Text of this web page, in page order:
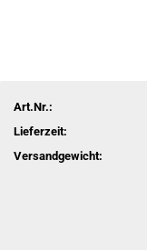
Art.Nr.:
Lieferzeit:
Versandgewicht: